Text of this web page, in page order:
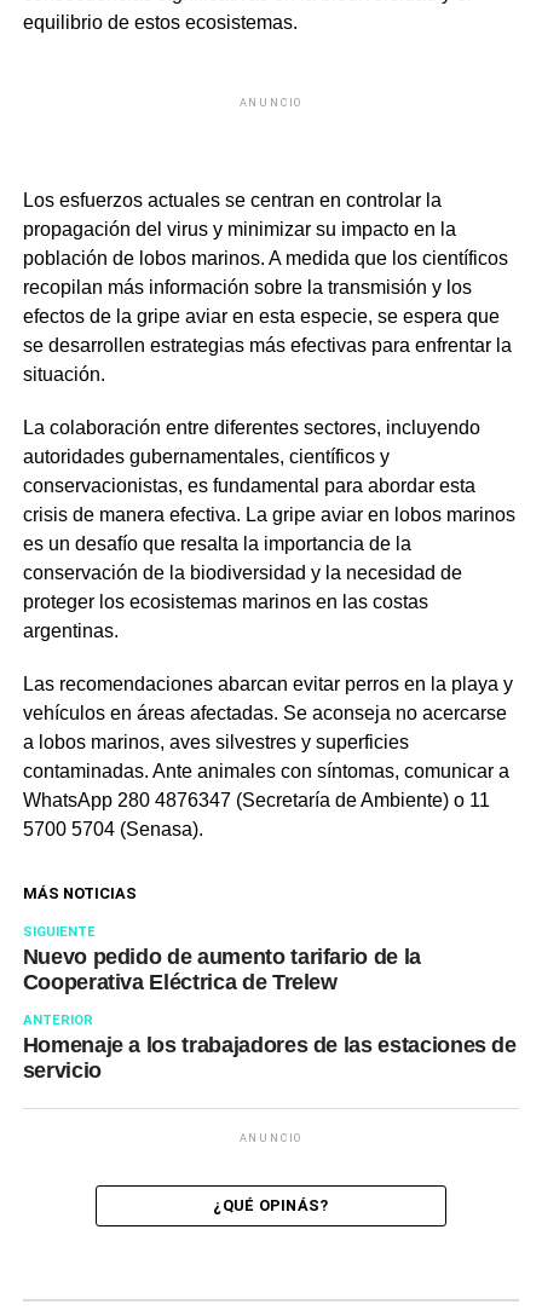
equilibrio de estos ecosistemas.
ANUNCIO
Los esfuerzos actuales se centran en controlar la
propagación del virus y minimizar su impacto en la
población de lobos marinos. A medida que los científicos
recopilan más información sobre la transmisión y los
efectos de la gripe aviar en esta especie, se espera que
se desarrollen estrategias más efectivas para enfrentar la
situación.
La colaboración entre diferentes sectores, incluyendo
autoridades gubernamentales, científicos y
conservacionistas, es fundamental para abordar esta
crisis de manera efectiva. La gripe aviar en lobos marinos
es un desafío que resalta la importancia de la
conservación de la biodiversidad y la necesidad de
proteger los ecosistemas marinos en las costas
argentinas.
Las recomendaciones abarcan evitar perros en la playa y
vehículos en áreas afectadas. Se aconseja no acercarse
a lobos marinos, aves silvestres y superficies
contaminadas. Ante animales con síntomas, comunicar a
WhatsApp 280 4876347 (Secretaría de Ambiente) o 11
5700 5704 (Senasa).
MÁS NOTICIAS
SIGUIENTE
Nuevo pedido de aumento tarifario de la
Cooperativa Eléctrica de Trelew
ANTERIOR
Homenaje a los trabajadores de las estaciones de
servicio
ANUNCIO
¿QUÉ OPINÁS?